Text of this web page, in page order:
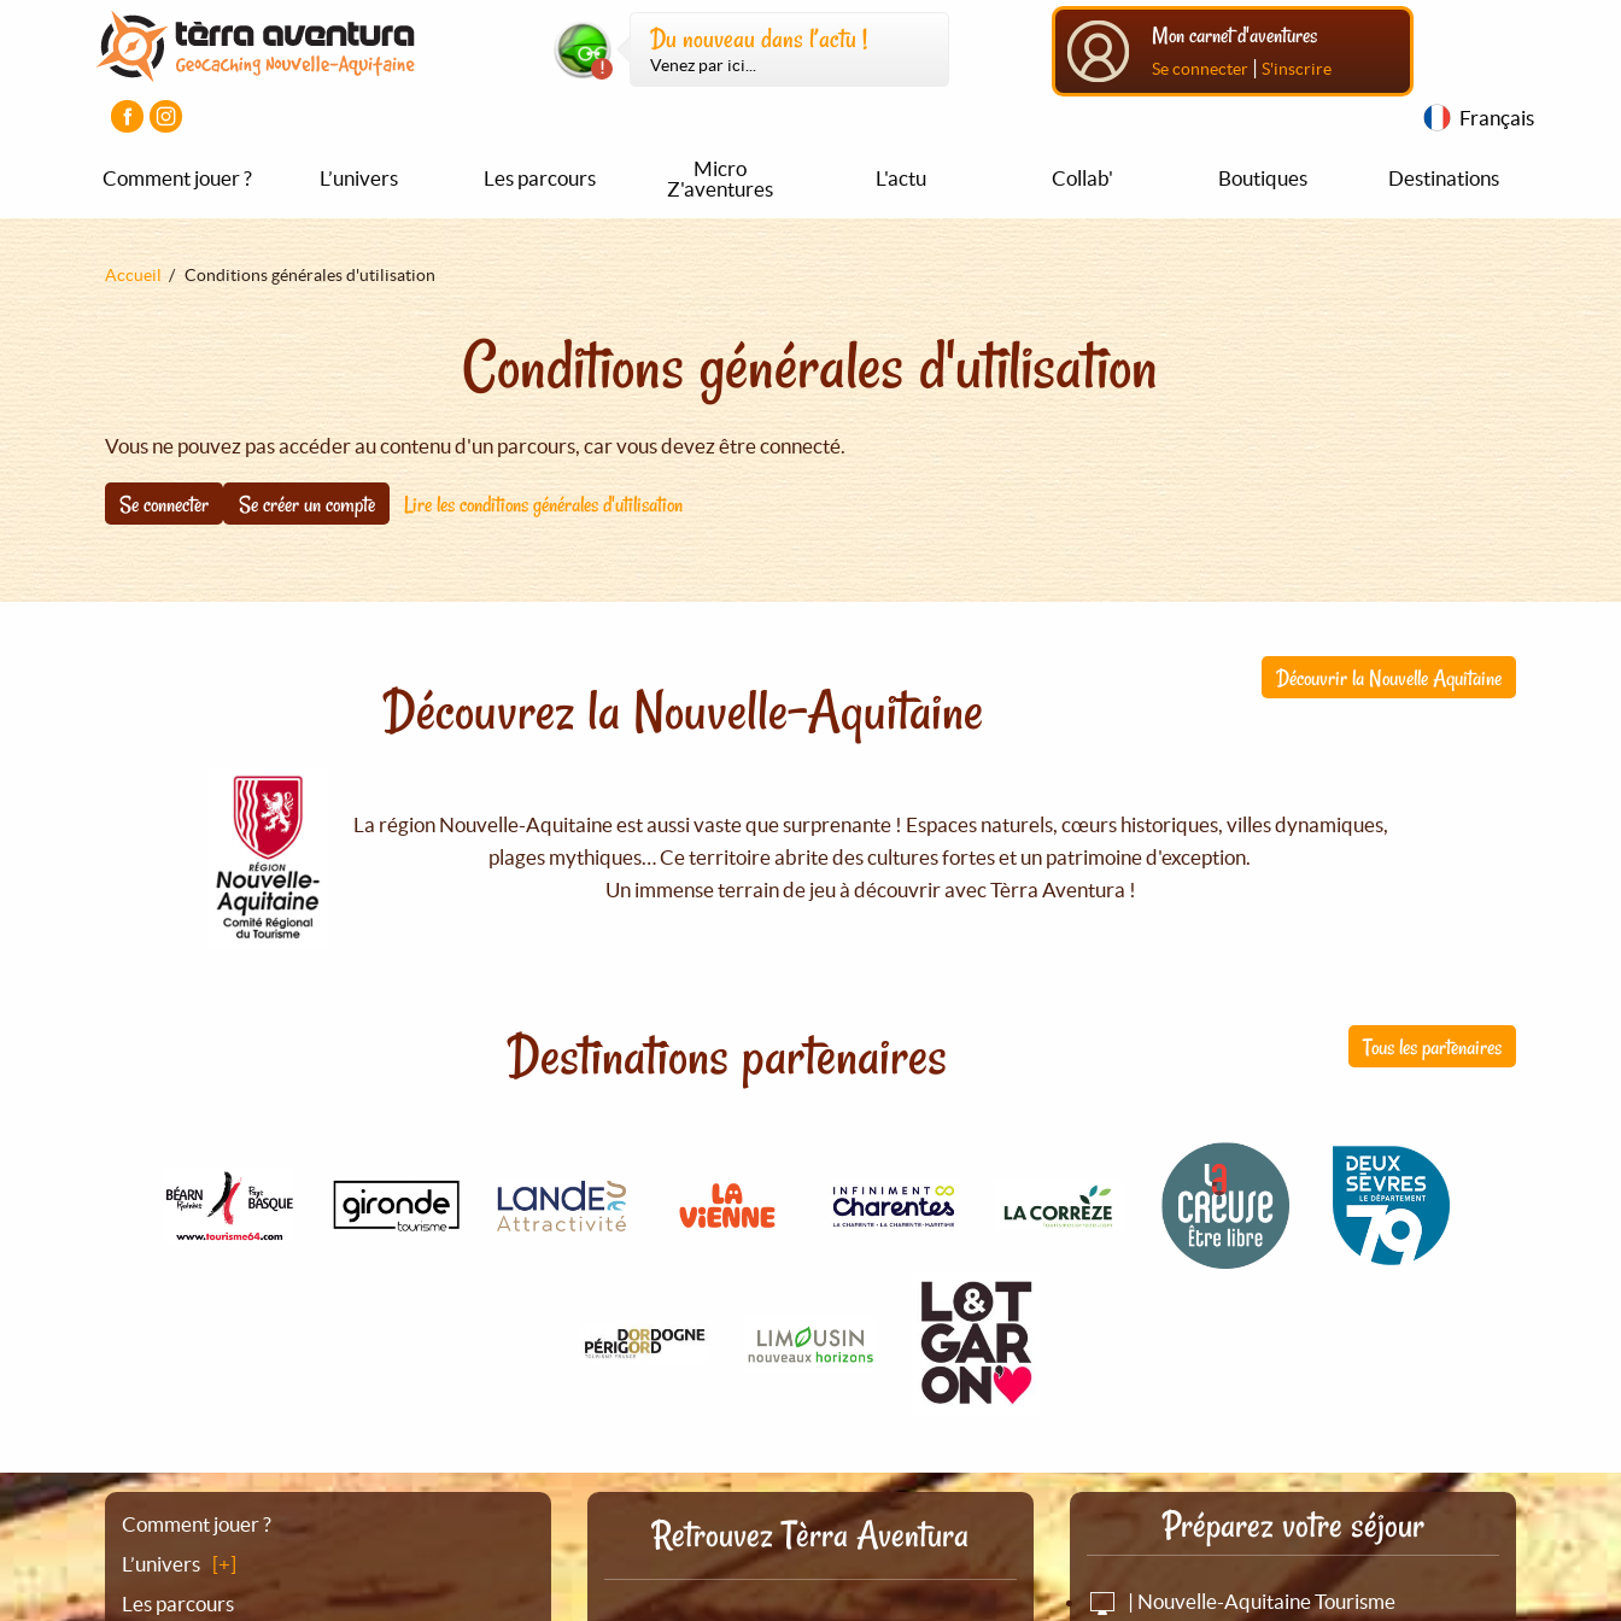
Du nouveau dans l’actu !
Venez par ici...
Mon carnet d'aventures
Se connecter | S'inscrire
Français
Comment jouer ? L’univers Les parcours
Micro
Z'aventures
L'actu Collab' Boutiques Destinations
Fil
Accueil Conditions générales d'utilisation
Conditions générales d'utilisation
Vous ne pouvez pas accéder au contenu d'un parcours, car vous devez être connecté.
Se connecter Se créer un compte Lire les conditions générales d'utilisation
Découvrir la Nouvelle Aquitaine
Découvrez la Nouvelle-Aquitaine
La région Nouvelle-Aquitaine est aussi vaste que surprenante ! Espaces naturels, cœurs historiques, villes dynamiques,
plages mythiques… Ce territoire abrite des cultures fortes et un patrimoine d'exception.
Un immense terrain de jeu à découvrir avec Tèrra Aventura !
Tous les partenaires
Destinations partenaires
Plan
du
Comment jouer ?
L’univers
Les parcours
Retrouvez Tèrra Aventura Préparez votre séjour
| Nouvelle-Aquitaine Tourisme